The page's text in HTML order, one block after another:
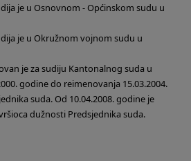
je u Osnovnom - Općinskom sudu u
je u Okružnom vojnom sudu u
je za sudiju Kantonalnog suda u
godine do reimenovanja 15.03.2004.
suda. Od 10.04.2008. godine je
dužnosti Predsjednika suda.